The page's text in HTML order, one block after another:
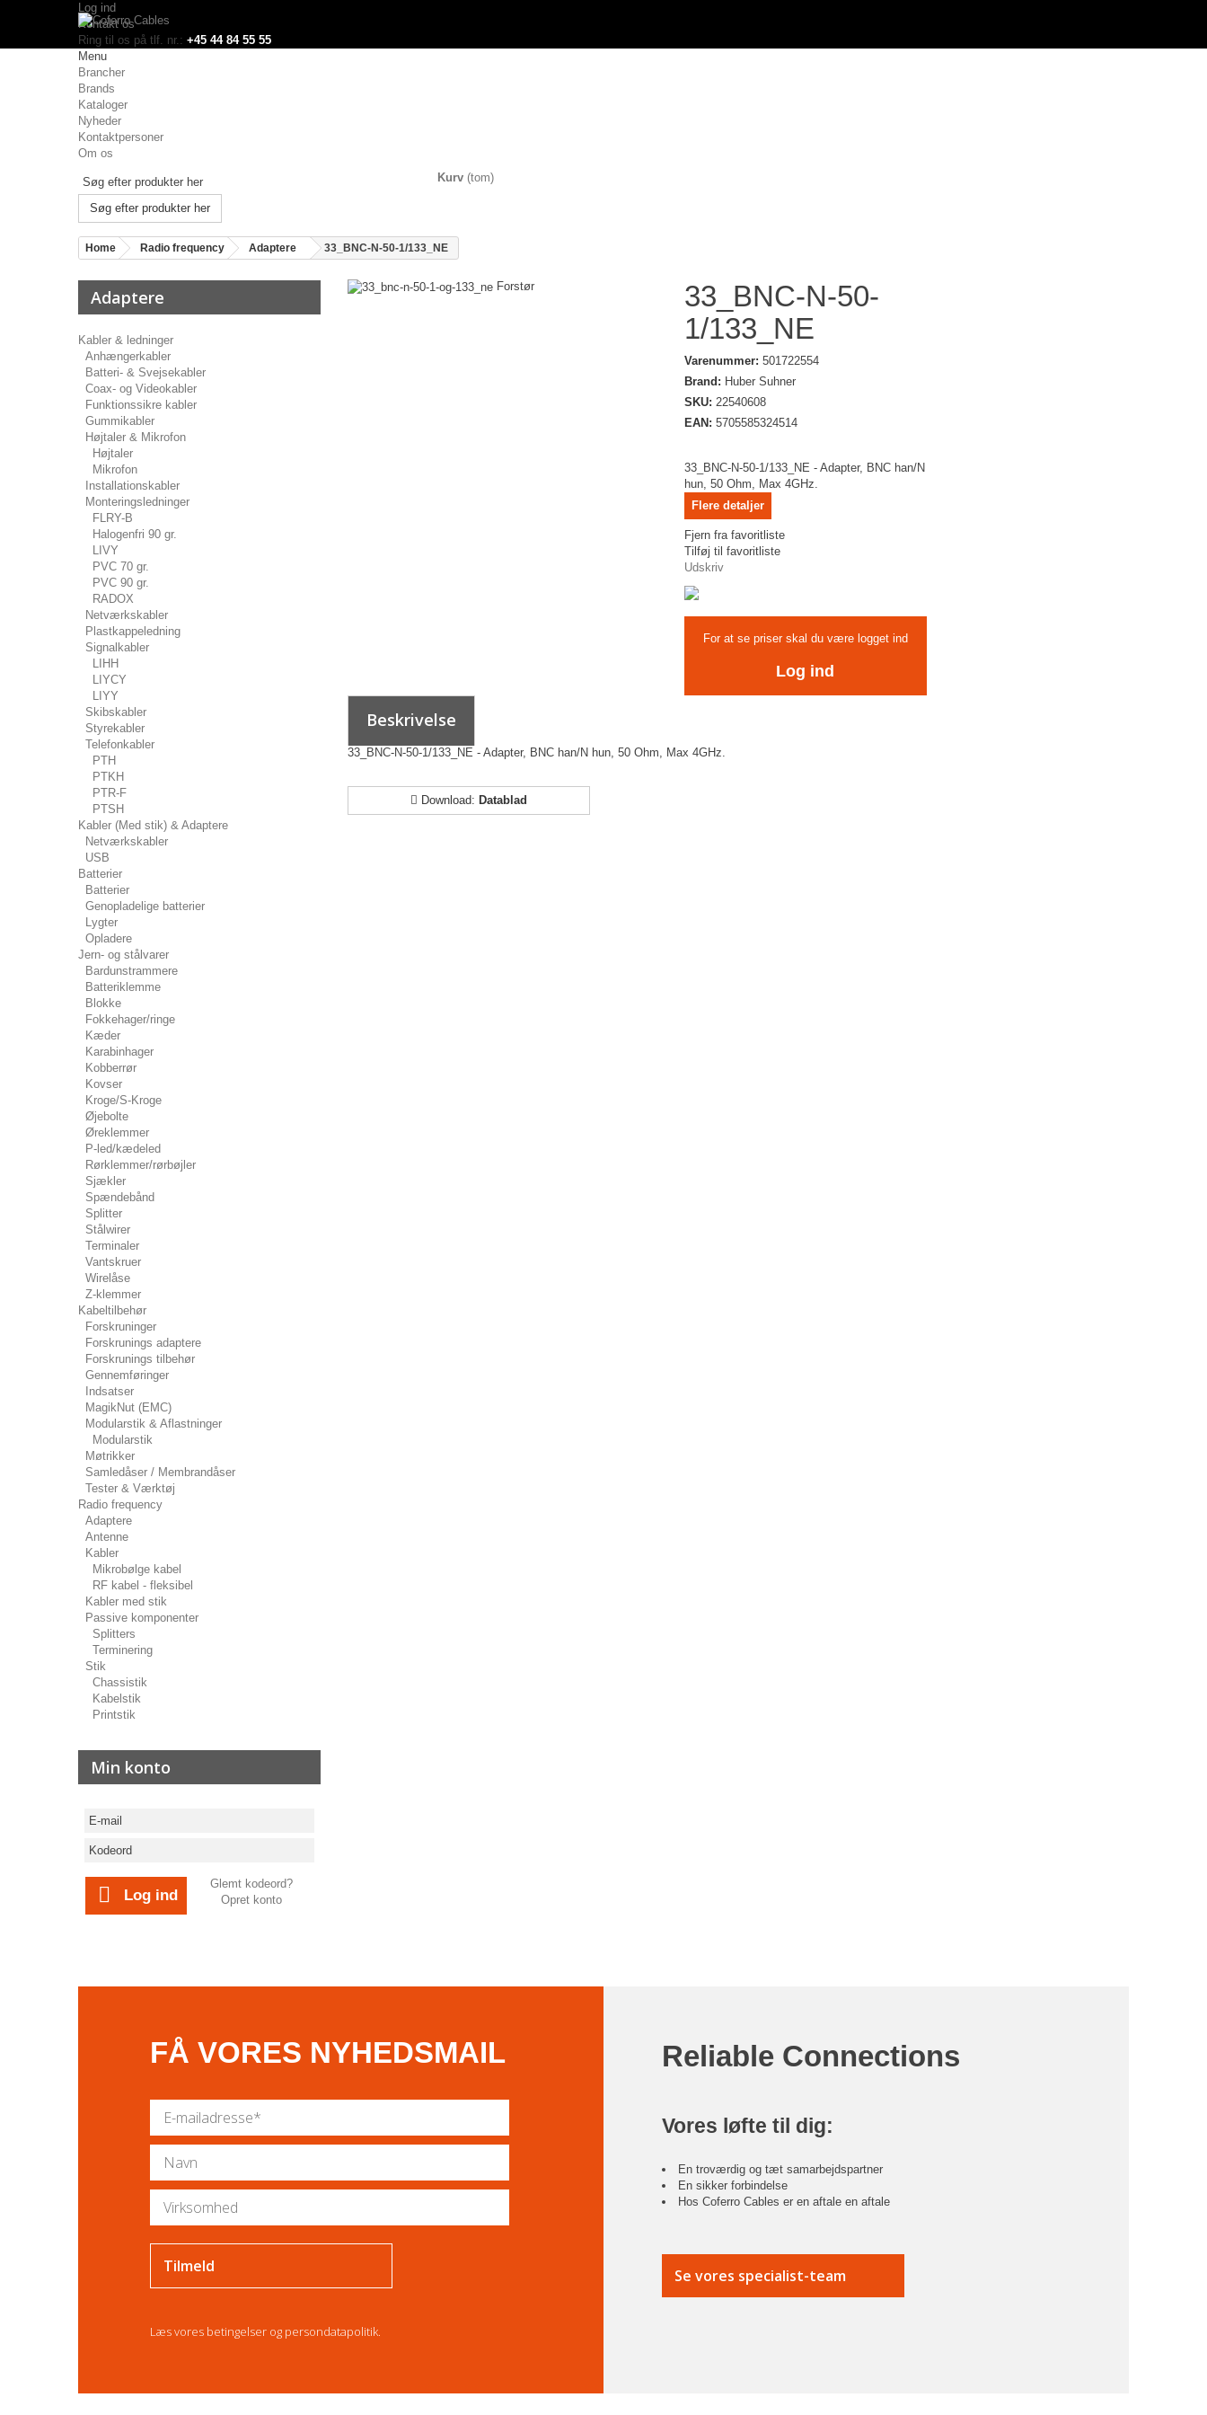
Log ind
Kontakt os
Ring til os på tlf. nr.: +45 44 84 55 55
Menu
Brancher
Brands
Kataloger
Nyheder
Kontaktpersoner
Om os
Søg efter produkter her
Kurv (tom)
Home Radio frequency Adaptere 33_BNC-N-50-1/133_NE
Adaptere
Kabler & ledninger
Anhængerkabler
Batteri- & Svejsekabler
Coax- og Videokabler
Funktionssikre kabler
Gummikabler
Højtaler & Mikrofon
Højtaler
Mikrofon
Installationskabler
Monteringsledninger
FLRY-B
Halogenfri 90 gr.
LIVY
PVC 70 gr.
PVC 90 gr.
RADOX
Netværkskabler
Plastkappeledning
Signalkabler
LIHH
LIYCY
LIYY
Skibskabler
Styrekabler
Telefonkabler
PTH
PTKH
PTR-F
PTSH
Kabler (Med stik) & Adaptere
Netværkskabler
USB
Batterier
Batterier
Genopladelige batterier
Lygter
Opladere
Jern- og stålvarer
Bardunstrammere
Batteriklemme
Blokke
Fokkehager/ringe
Kæder
Karabinhager
Kobberrør
Kovser
Kroge/S-Kroge
Øjebolte
Øreklemmer
P-led/kædeled
Rørklemmer/rørbøjler
Sjækler
Spændebånd
Splitter
Stålwirer
Terminaler
Vantskruer
Wirelåse
Z-klemmer
Kabeltilbehør
Forskruninger
Forskrunings adaptere
Forskrunings tilbehør
Gennemføringer
Indsatser
MagikNut (EMC)
Modularstik & Aflastninger
Modularstik
Møtrikker
Samledåser / Membrandåser
Tester & Værktøj
Radio frequency
Adaptere
Antenne
Kabler
Mikrobølge kabel
RF kabel - fleksibel
Kabler med stik
Passive komponenter
Splitters
Terminering
Stik
Chassistik
Kabelstik
Printstik
Min konto
Log ind
Glemt kodeord?
Opret konto
Forstør
33_BNC-N-50-
1/133_NE
Varenummer: 501722554
Brand: Huber Suhner
SKU: 22540608
EAN: 5705585324514
33_BNC-N-50-1/133_NE - Adapter, BNC han/N
hun, 50 Ohm, Max 4GHz.
Flere detaljer
Fjern fra favoritliste
Tilføj til favoritliste
Udskriv
For at se priser skal du være logget ind
Log ind
Beskrivelse
33_BNC-N-50-1/133_NE - Adapter, BNC han/N hun, 50 Ohm, Max 4GHz.
Download: Datablad
FÅ VORES NYHEDSMAIL
Læs vores betingelser og persondatapolitik.
Reliable Connections
Vores løfte til dig:
En troværdig og tæt samarbejdspartner
En sikker forbindelse
Hos Coferro Cables er en aftale en aftale